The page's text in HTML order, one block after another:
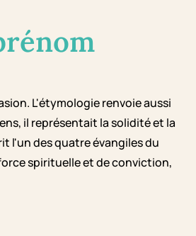
L'étymologie renvoie aussi
il représentait la solidité et la
l'un des quatre évangiles du
spirituelle et de conviction,